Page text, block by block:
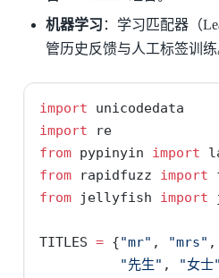
机器学习 ：学习匹配器（
管历史反馈与人工标签训练
import unicodedata
import re
from pypinyin import
from rapidfuzz import
from jellyfish import
TITLES = {"mr" , "mrs" ,
"先生" , "女士"